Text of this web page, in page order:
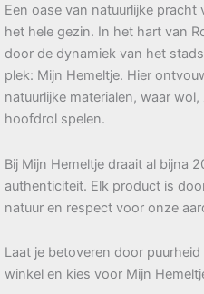
Een oase van natuurlijke pracht
het hele gezin. In het hart van
door de dynamiek van het
plek: Mijn Hemeltje. Hier
natuurlijke materialen, waar
hoofdrol spelen.
Bij Mijn Hemeltje draait al bijna
authenticiteit. Elk product is
natuur en respect voor onze
Laat je betoveren door
winkel en kies voor Mijn